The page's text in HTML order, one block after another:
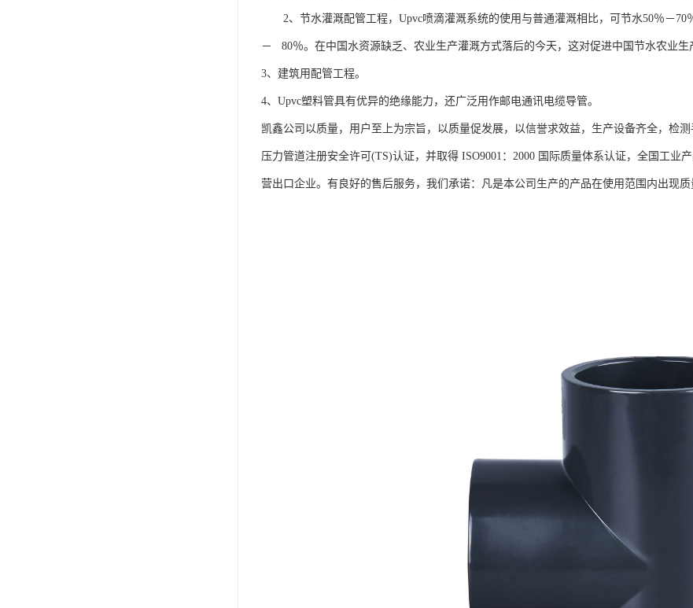
2、节水灌溉配管工程，Upvc喷滴灌溉系统的使用与普通灌溉相比，可节水50％－70
－ 80％。在中国水资源缺乏、农业生产灌溉方式落后的今天，这对促进中国节水农业生
3、建筑用配管工程。
4、Upvc塑料管具有优异的绝缘能力，还广泛用作邮电通讯电缆导管。
凯鑫公司以质量，用户至上为宗旨，以质量促发展，以信誉求效益，生产设备齐全，检
压力管道注册安全许可(TS)认证，并取得 ISO9001：2000 国际质量体系认证，全国工业
营出口企业。有良好的售后服务，我们承诺：凡是本公司生产的产品在使用范围内出现